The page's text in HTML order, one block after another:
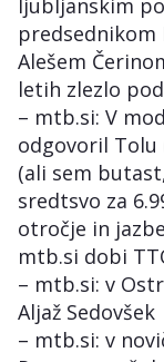
ljubljanskim
predsednikom
Alešem
letih zlezlo
– mtb.si: V
odgovoril Tolu
(ali sem
sredtsvo za
otročje in
mtb.si dobi
– mtb.si: v
Aljaž Sedovšek
– mtb.si: v